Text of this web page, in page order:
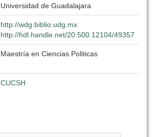
Universidad de Guadalajara
http://wdg.biblio.udg.mx
http://hdl.handle.net/20.500.12104/49357
Maestría en Ciencias Politicas
CUCSH